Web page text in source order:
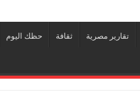
تقارير مصرية ثقافة حظك اليوم